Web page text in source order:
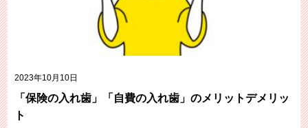
2023年10月10日
「保険の入れ歯」「自費の入れ歯」のメリットデメリッ
ト